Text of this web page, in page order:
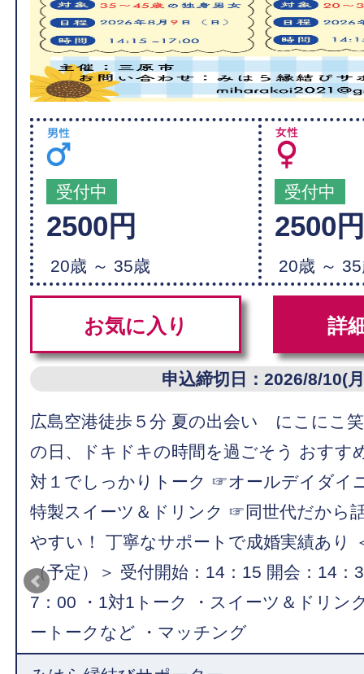
受付中
2500円
20歳 ～ 35歳
受付中
2500
20歳 ～
お気に入り 詳
申込締切日：2026/8/10(
広島空港徒歩５分 夏の出会い にこにこ
の日、ドキドキの時間を過ごそう おす
対１でしっかりトーク ☞オールデイダイ
特製スイーツ＆ドリンク ☞同世代だから
やすい！ 丁寧なサポートで成婚実績あり
（予定）＞ 受付開始：14：15 開会：14：
7：00 ・1対1トーク ・スイーツ＆ドリン
ートークなど ・マッチング